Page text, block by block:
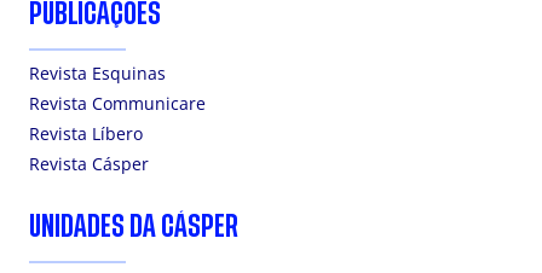
PUBLICAÇÕES
Revista Esquinas
Revista Communicare
Revista Líbero
Revista Cásper
UNIDADES DA CÁSPER